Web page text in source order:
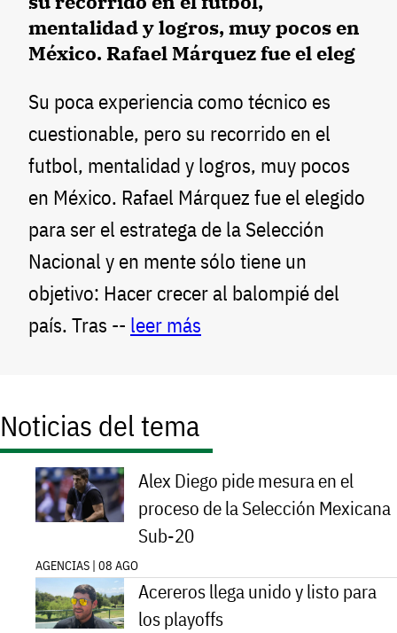
mentalidad y logros, muy pocos en
México. Rafael Márquez fue el eleg
Su poca experiencia como técnico es
cuestionable, pero su recorrido en el
futbol, mentalidad y logros, muy pocos
en México. Rafael Márquez fue el elegido
para ser el estratega de la Selección
Nacional y en mente sólo tiene un
objetivo: Hacer crecer al balompié del
país. Tras -- leer más
Noticias del tema
Alex Diego pide mesura en el
proceso de la Selección Mexicana
Sub-20
AGENCIAS | 08 AGO
Acereros llega unido y listo para
los playoffs